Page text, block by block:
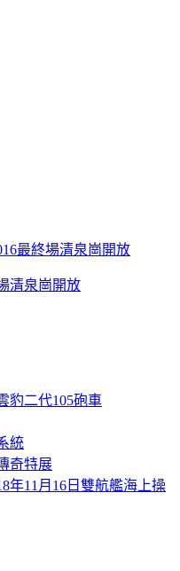
清泉崗開放
豹二代105砲車
統
奇特展
年11月16日雙航艦海上操